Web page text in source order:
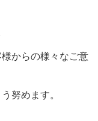
からの様々なご意
努めます。